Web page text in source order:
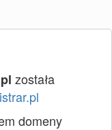
została
domeny